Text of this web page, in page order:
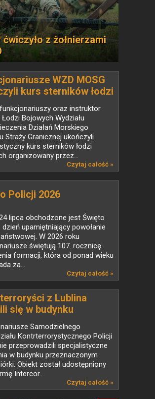
ćwiczyło z żołnierzami
WZD MOSG
kurs sterników łodzi
oraz instruktor
Łodzi Bojowych Wydziału
Działań Morskiego
Straży Granicznej ukończyli
kurs sterników łodzi
organizowany przez...
Czytaj całość »
Policji 2026
lipca obchodzone jest Święto
upamiętniający powołanie
W 2026 roku
świętują 107. rocznicę
formacji, która od ponad wieku
za...
Czytaj całość »
z Lublina
się w budynku
do rozbiórki
Samodzielnego
Kontrterrorystycznego Policji
przeprowadzili specjalistyczne
w budynku przeznaczonym
Obiekt został udostępniony
Intercor...
Czytaj całość »